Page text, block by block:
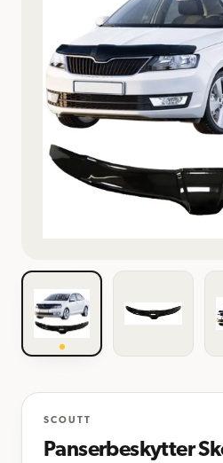
SCOUTT
Panserbeskytter